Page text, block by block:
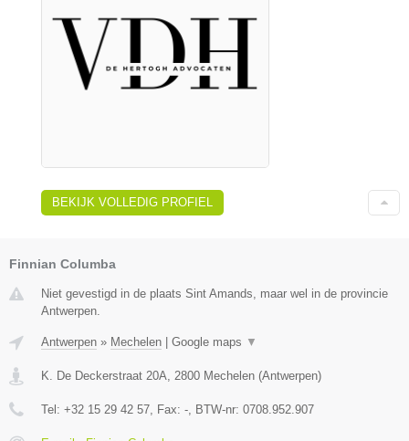
BEKIJK VOLLEDIG PROFIEL
Finnian Columba
Niet gevestigd in de plaats Sint Amands, maar wel in de provincie
Antwerpen.
Antwerpen » Mechelen Google maps ▼
K. De Deckerstraat 20A 2800 Mechelen (Antwerpen)
Tel: +32 15 29 42 57 , Fax: - , BTW-nr: 0708.952.907